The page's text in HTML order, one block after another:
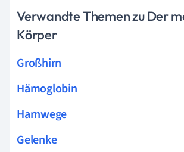
Verwandte Themen zu Der
Körper
Großhirn
Hämoglobin
Harnwege
Gelenke